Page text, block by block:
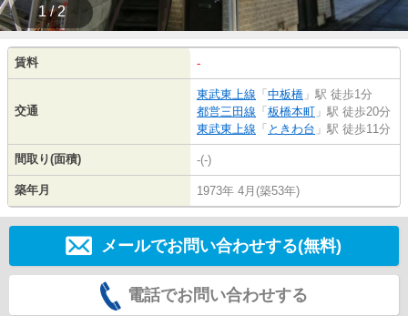
1 / 2
賃料 -
交通
東武東上線 「 中板橋 」駅 徒歩1分
都営三田線 「 板橋本町 」駅 徒歩20分
東武東上線 「 ときわ台 」駅 徒歩11分
間取り(面積) -(-)
築年月 1973年 4月(築53年)
メールでお問い合わせする(無料)
電話でお問い合わせする